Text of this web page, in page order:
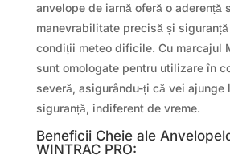
anvelope de iarnă oferă o aderență
manevrabilitate precisă și
condiții meteo dificile. Cu marcajul
sunt omologate pentru utilizare în
severă, asigurându-ți că vei ajunge
siguranță, indiferent de vreme.
Beneficii Cheie ale
WINTRAC PRO: